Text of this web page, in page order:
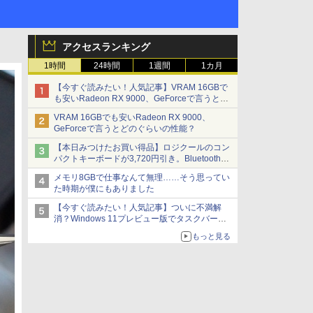
アクセスランキング
1時間 24時間 1週間 1カ月
【今すぐ読みたい！人気記事】VRAM 16GBで
も安いRadeon RX 9000、GeForceで言うとど
のぐらいの性能？ - PC Watch
VRAM 16GBでも安いRadeon RX 9000、
GeForceで言うとどのぐらいの性能？
【本日みつけたお買い得品】ロジクールのコン
パクトキーボードが3,720円引き。Bluetoothで3
台接続対応
メモリ8GBで仕事なんて無理……そう思ってい
た時期が僕にもありました
【今すぐ読みたい！人気記事】ついに不満解
消？Windows 11プレビュー版でタスクバーの
もっと見る